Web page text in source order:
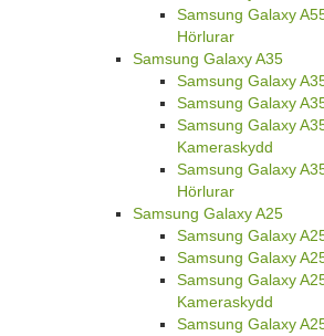
Samsung Galaxy
Hörlurar
Samsung Galaxy A35
Samsung Galaxy
Samsung Galaxy
Samsung Galaxy
Kameraskydd
Samsung Galaxy
Hörlurar
Samsung Galaxy A25
Samsung Galaxy
Samsung Galaxy
Samsung Galaxy
Kameraskydd
Samsung Galaxy